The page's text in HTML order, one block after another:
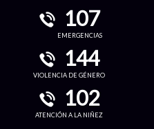
107
EMERGENCIAS
144
VIOLENCIA DE GÉNERO
102
ATENCIÓN A LA NIÑEZ